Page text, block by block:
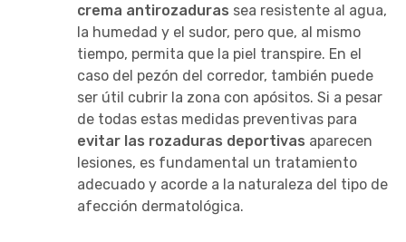
crema antirozaduras sea resistente al agua,
la humedad y el sudor, pero que, al mismo
tiempo, permita que la piel transpire. En el
caso del pezón del corredor, también puede
ser útil cubrir la zona con apósitos. Si a pesar
de todas estas medidas preventivas para
evitar las rozaduras deportivas aparecen
lesiones, es fundamental un tratamiento
adecuado y acorde a la naturaleza del tipo de
afección dermatológica.